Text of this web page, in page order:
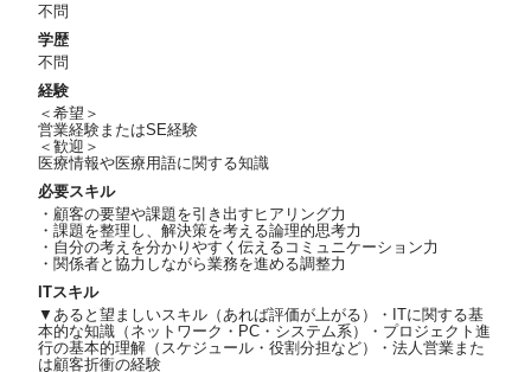
不問
学歴
不問
経験
＜希望＞
営業経験またはSE経験
＜歓迎＞
医療情報や医療用語に関する知識
必要スキル
・顧客の要望や課題を引き出すヒアリング力
・課題を整理し、解決策を考える論理的思考力
・自分の考えを分かりやすく伝えるコミュニケーション力
・関係者と協力しながら業務を進める調整力
ITスキル
▼あると望ましいスキル（あれば評価が上がる）・ITに関する基
本的な知識（ネットワーク・PC・システム系）・プロジェクト進
行の基本的理解（スケジュール・役割分担など）・法人営業また
は顧客折衝の経験